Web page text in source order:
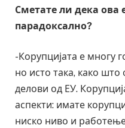
Сметате ли дека ова
парадоксално?
-Корупцијата е многу
но исто така, како што
делови од ЕУ.
аспекти: имате
ниско ниво и